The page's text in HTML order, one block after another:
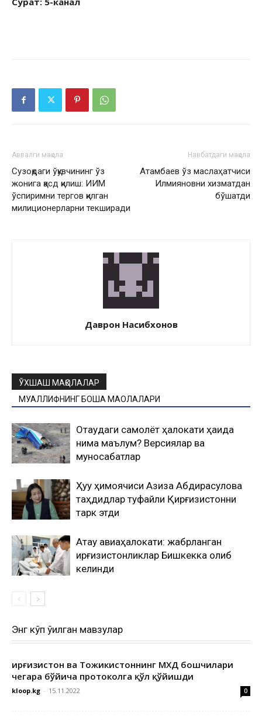
Аввалги мақола
Сузоқдаги ўқувчининг ўз
жонига қасд қилиш: ИИМ
ўспиримни тергов қилган
милиционерларни текширади
Навбатдаги мақола
Атамбаев ўз маслаҳатчиси
Илмияновни хизматдан
бўшатди
Даврон Насибхонов
ЎХШАШ МАҚОЛАЛАР
МУАЛЛИФНИНГ БОШҚА МАҚОЛАЛАРИ
Оқтаудаги самолёт ҳалокати ҳақида
нима маълум? Версиялар ва
муносабатлар
Ҳуқуқ ҳимоячиси Азиза Абдирасулова
таҳдидлар туфайли Қирғизистонни
тарк этди
Ақтау авиаҳалокати: жабрланган
қирғизистонликлар Бишкекка олиб
келинди
Энг кўп ўқилган мавзулар
Қирғизистон ва Тожикистоннинг МХДҚ бошчилари
чегара бўйича протоколга қўл қўйишди
kloop.kg - 15.11.2022 0